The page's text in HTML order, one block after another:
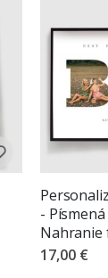
- Písmená
Nahranie
17,00 €